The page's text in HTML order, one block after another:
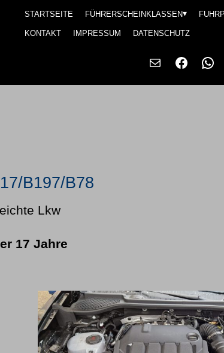
STARTSEITE FÜHRERSCHEINKLASSEN
KONTAKT IMPRESSUM DATENSCHUTZ
B197/B78
Lkw
17 Jahre